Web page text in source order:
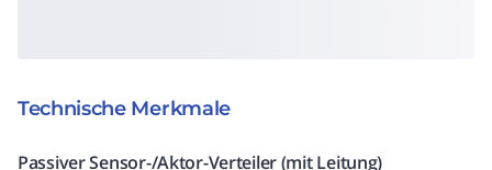
Technische Merkmale
Passiver Sensor-/Aktor-Verteiler (mit Leitung)